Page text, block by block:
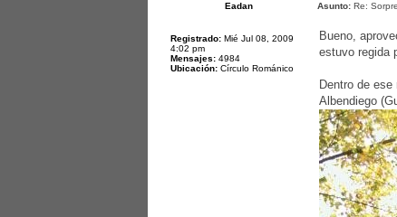
Eadan Asunto: Re:
Registrado: Mié Jul 08, 2009
4:02 pm
Mensajes: 4984
Ubicación: Círculo Románico
Bueno,
estuvo regida
Dentro de
Albendiego